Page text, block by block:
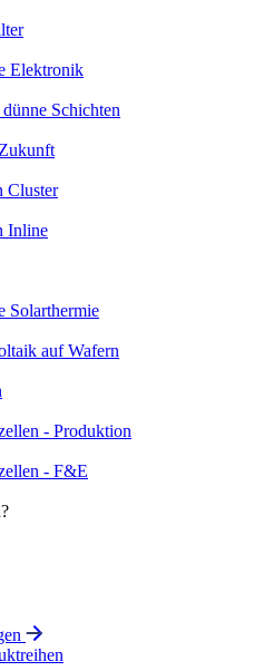
Elektronik
Schichten
Cluster
Inline
Solar­thermie
auf Wafern
- Produktion
- F&E